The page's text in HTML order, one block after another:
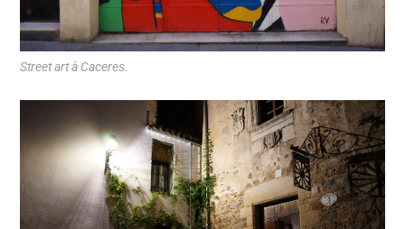
Street art à Caceres.